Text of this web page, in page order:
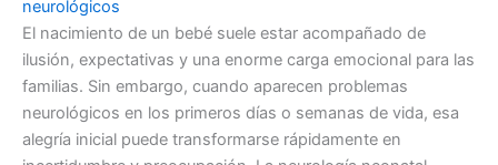
neurológicos
El nacimiento de un bebé suele estar acompañado de
ilusión, expectativas y una enorme carga emocional para las
familias. Sin embargo, cuando aparecen problemas
neurológicos en los primeros días o semanas de vida, esa
alegría inicial puede transformarse rápidamente en